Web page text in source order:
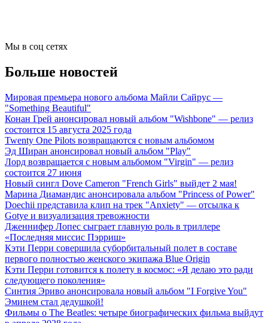
Мы в соц сетях
Больше новостей
Мировая премьера нового альбома Майли Сайрус —
"Something Beautiful"
Конан Грей анонсировал новый альбом "Wishbone" — релиз
состоится 15 августа 2025 года
Twenty One Pilots возвращаются с новым альбомом
Эд Ширан анонсировал новый альбом "Play"
Лорд возвращается с новым альбомом "Virgin" — релиз
состоится 27 июня
Новый сингл Dove Cameron "French Girls" выйдет 2 мая!
Марина Диамандис анонсировала альбом "Princess of Power"
Doechii представила клип на трек "Anxiety" — отсылка к
Gotye и визуализация тревожности
Дженнифер Лопес сыграет главную роль в триллере
«Последняя миссис Пэрриш»
Кэти Перри совершила суборбитальный полет в составе
первого полностью женского экипажа Blue Origin
Кэти Перри готовится к полету в космос: «Я делаю это ради
следующего поколения»
Синтия Эриво анонсировала новый альбом "I Forgive You"
Эминем стал дедушкой!
Фильмы о The Beatles: четыре биографических фильма выйдут